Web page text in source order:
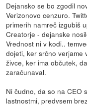
Dejansko se bo zgodil
Verizonovo cenzuro.
primerih namreč izgubiš
Creatorje - dejanske
Vrednost ni v kodi..
dojeti, ker srčno verjame
živce, ker ima občutek,
zaračunaval.
Ni čudno, da so na CEO
lastnostmi, predvsem